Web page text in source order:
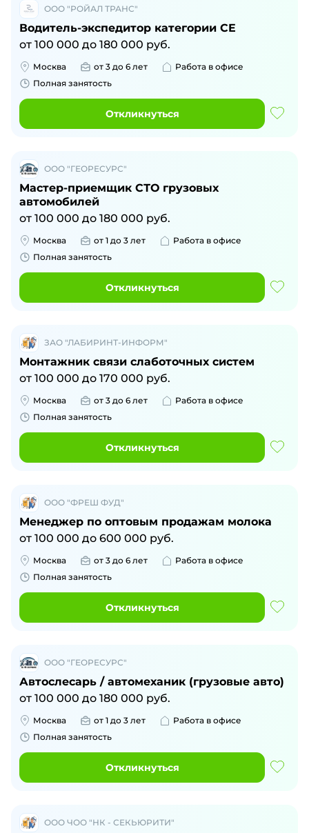
ООО "РОЙАЛ ТРАНС"
Водитель-экспедитор категории CE
от 100 000 до 180 000 руб.
Москва от 3 до 6 лет
Работа в офисе
Полная занятость
Откликнуться
ООО "ГЕОРЕСУРС"
Мастер-приемщик СТО грузовых
автомобилей
от 100 000 до 180 000 руб.
Москва от 1 до 3 лет
Работа в офисе
Полная занятость
Откликнуться
ЗАО "ЛАБИРИНТ-ИНФОРМ"
Монтажник связи слаботочных систем
от 100 000 до 170 000 руб.
Москва от 3 до 6 лет
Работа в офисе
Полная занятость
Откликнуться
ООО "ФРЕШ ФУД"
Менеджер по оптовым продажам молока
от 100 000 до 600 000 руб.
Москва от 3 до 6 лет
Работа в офисе
Полная занятость
Откликнуться
ООО "ГЕОРЕСУРС"
Автослесарь / автомеханик (грузовые авто)
от 100 000 до 180 000 руб.
Москва от 1 до 3 лет
Работа в офисе
Полная занятость
Откликнуться
ООО ЧОО "НК - СЕКЬЮРИТИ"